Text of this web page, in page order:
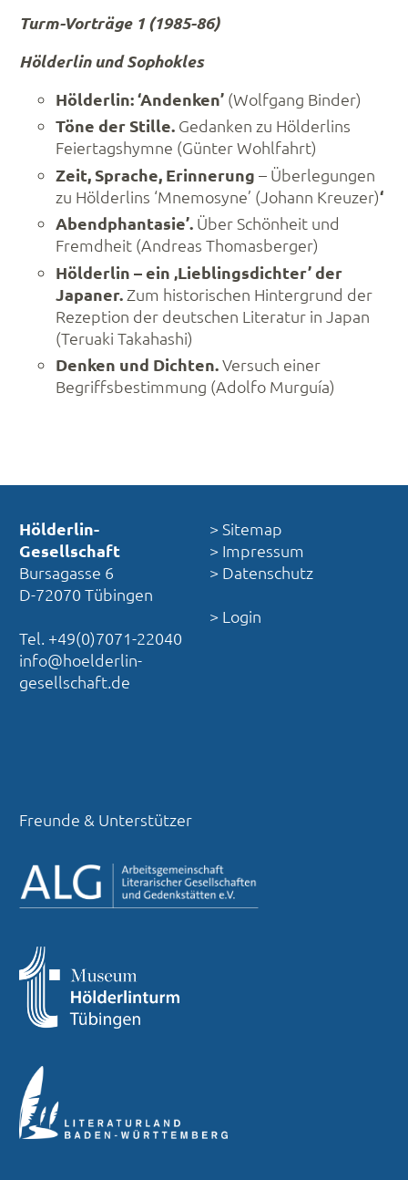
Turm-Vorträge 1 (1985-86)
Hölderlin und Sophokles
Hölderlin: ‘Andenken’ (Wolfgang Binder)
Töne der Stille. Gedanken zu Hölderlins
Feiertagshymne (Günter Wohlfahrt)
Zeit, Sprache, Erinnerung – Überlegungen
zu Hölderlins ‘Mnemosyne’ (Johann Kreuzer)‘
Abendphantasie’. Über Schönheit und
Fremdheit (Andreas Thomasberger)
Hölderlin – ein ‚Lieblingsdichter’ der
Japaner. Zum historischen Hintergrund der
Rezeption der deutschen Literatur in Japan
(Teruaki Takahashi)
Denken und Dichten.Versuch einer
Begriffsbestimmung (Adolfo Murguía)
Hölderlin-
Gesellschaft
Bursagasse 6
D-72070 Tübingen
Tel. +49(0)7071-22040
info@hoelderlin-
gesellschaft.de
> Sitemap
> Impressum
> Datenschutz
> Login
Freunde & Unterstützer